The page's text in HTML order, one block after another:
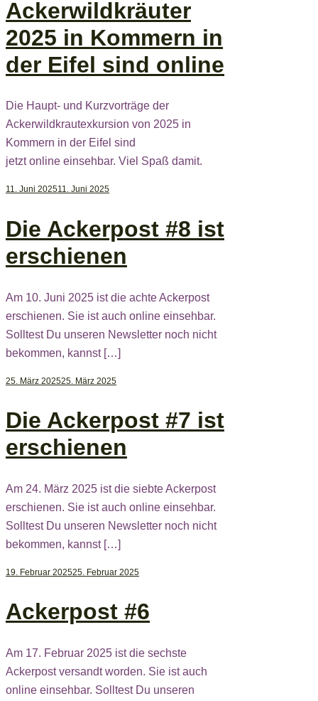
Ackerwildkräuter
2025 in Kommern in
der Eifel sind online
Die Haupt- und Kurzvorträge der
Ackerwildkrautexkursion von 2025 in
Kommern in der Eifel sind
jetzt online einsehbar. Viel Spaß damit.
11. Juni 202511. Juni 2025
Die Ackerpost #8 ist
erschienen
Am 10. Juni 2025 ist die achte Ackerpost
erschienen. Sie ist auch online einsehbar.
Solltest Du unseren Newsletter noch nicht
bekommen, kannst […]
25. März 202525. März 2025
Die Ackerpost #7 ist
erschienen
Am 24. März 2025 ist die siebte Ackerpost
erschienen. Sie ist auch online einsehbar.
Solltest Du unseren Newsletter noch nicht
bekommen, kannst […]
19. Februar 202525. Februar 2025
Ackerpost #6
Am 17. Februar 2025 ist die sechste
Ackerpost versandt worden. Sie ist auch
online einsehbar. Solltest Du unseren